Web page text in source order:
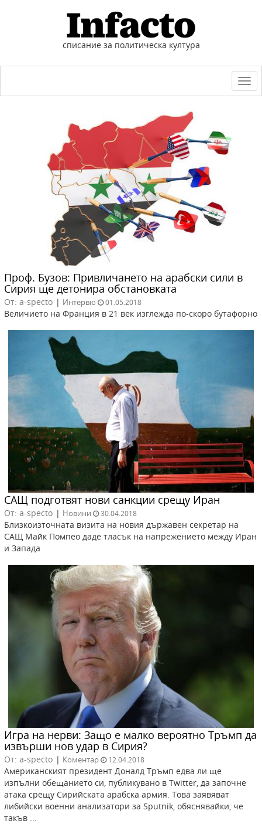
списание за политическа култура
Проф. Бузов: Привличането на арабски сили в
Сирия ще детонира обстановката
От: a-specto | Интервю 01.05.2018
Величието на Франция в 21 век изглежда по-скоро бутафорно
САЩ подготвят нови санкции срещу Иран
От: a-specto | Новини 30.04.2018
Близкоизточната визита на новия държавен секретар на
САЩ Майк Помпео даде тласък на напрежението между Иран
и Запада
Игра на нерви: Защо е малко вероятно Тръмп да
извърши нов удар в Сирия?
От: a-specto | Коментар 12.04.2018
Американският президент Доналд Тръмп едва ли ще
изпълни обещанието си, публикувано в Twitter, да започне
атака срещу Сирийската арабска армия. Това заявяват
либийски военни анализатори за Sputnik, обяснявайки, че
такъв ...